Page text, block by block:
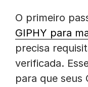
O primeiro
GIPHY para
precisa
verificada.
para que seus